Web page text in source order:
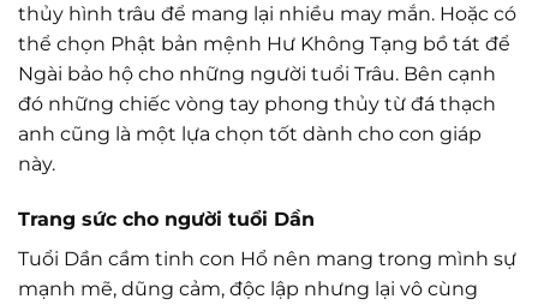
thủy hình trâu để mang lại nhiều may mắn. Hoặc có
thể chọn Phật bản mệnh Hư Không Tạng bồ tát để
Ngài bảo hộ cho những người tuổi Trâu. Bên cạnh
đó những chiếc vòng tay phong thủy từ đá thạch
anh cũng là một lựa chọn tốt dành cho con giáp
này.
Trang sức cho người tuổi Dần
Tuổi Dần cầm tinh con Hổ nên mang trong mình sự
mạnh mẽ, dũng cảm, độc lập nhưng lại vô cùng